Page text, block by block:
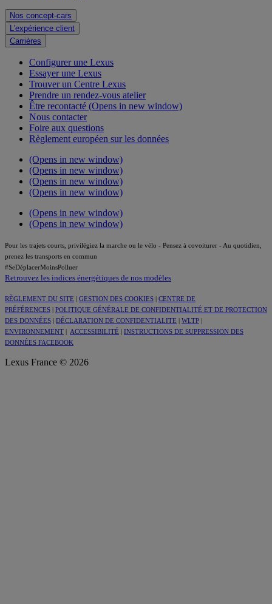
Nos concept-cars
L'expérience client
Carrières
Configurer une Lexus
Essayer une Lexus
Trouver un Centre Lexus
Prendre un rendez-vous atelier
Être recontacté (Opens in new window)
Nous contacter
Foire aux questions
Règlement européen sur les données
(Opens in new window)
(Opens in new window)
(Opens in new window)
(Opens in new window)
(Opens in new window)
(Opens in new window)
Pour les trajets courts, privilégiez la marche ou le vélo - Pensez à covoiturer - Au quotidien,
prenez les transports en commun
#SeDéplacerMoinsPolluer
Retrouvez les indices énergétiques de nos modèles
RÈGLEMENT DU SITE | GESTION DES COOKIES | CENTRE DE
PRÉFÉRENCES | POLITIQUE GÉNÉRALE DE CONFIDENTIALITÉ ET DE PROTECTION
DES DONNÉES | DÉCLARATION DE CONFIDENTIALITE | WLTP |
ENVIRONNEMENT | ACCESSIBILITÉ | INSTRUCTIONS DE SUPPRESSION DES
DONNÉES FACEBOOK
Lexus France © 2026